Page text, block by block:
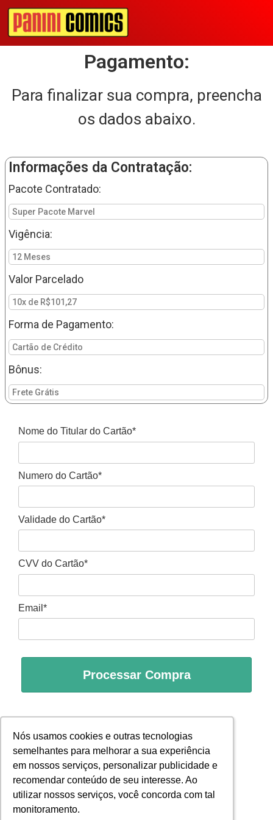
Nós usamos cookies e outras tecnologias
semelhantes para melhorar a sua experiência
em nossos serviços, personalizar publicidade e
recomendar conteúdo de seu interesse. Ao
utilizar nossos serviços, você concorda com tal
monitoramento.
Nós usamos cookies e outras tecnologias
semelhantes para melhorar a sua experiência
em nossos serviços, personalizar publicidade e
recomendar conteúdo de seu interesse. Ao
utilizar nossos serviços, você concorda com tal
monitoramento.
Pagamento:
Para finalizar sua compra, preencha
os dados abaixo.
Nome do Titular do Cartão*
Numero do Cartão*
Validade do Cartão*
CVV do Cartão*
Email*
Processar Compra
Informações da Contratação:
Pacote Contratado:
Super Pacote Marvel
Vigência:
12 Meses
Valor Parcelado
10x de R$101,27
Forma de Pagamento:
Cartão de Crédito
Bônus:
Frete Grátis